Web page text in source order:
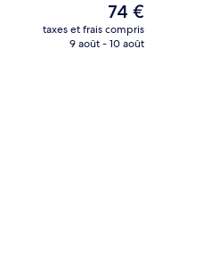
Le
prix
actuel
74 €
taxes et frais compris
9 août - 10 août